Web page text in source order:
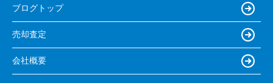
ブログトップ
売却査定
会社概要